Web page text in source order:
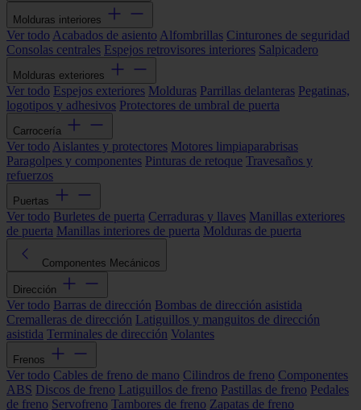
Molduras interiores
Ver todo Acabados de asiento Alfombrillas Cinturones de seguridad
Consolas centrales Espejos retrovisores interiores Salpicadero
Molduras exteriores
Ver todo Espejos exteriores Molduras Parrillas delanteras Pegatinas,
logotipos y adhesivos Protectores de umbral de puerta
Carrocería
Ver todo Aislantes y protectores Motores limpiaparabrisas
Paragolpes y componentes Pinturas de retoque Travesaños y
refuerzos
Puertas
Ver todo Burletes de puerta Cerraduras y llaves Manillas exteriores
de puerta Manillas interiores de puerta Molduras de puerta
Componentes Mecánicos
Dirección
Ver todo Barras de dirección Bombas de dirección asistida
Cremalleras de dirección Latiguillos y manguitos de dirección
asistida Terminales de dirección Volantes
Frenos
Ver todo Cables de freno de mano Cilindros de freno Componentes
ABS Discos de freno Latiguillos de freno Pastillas de freno Pedales
de freno Servofreno Tambores de freno Zapatas de freno